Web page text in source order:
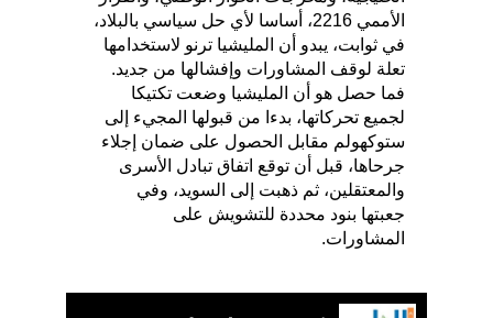
الأممي 2216، أساسا لأي حل سياسي بالبلاد،
في ثوابت، يبدو أن المليشيا ترنو لاستخدامها
تعلة لوقف المشاورات وإفشالها من جديد.
فما حصل هو أن المليشيا وضعت تكتيكا
لجميع تحركاتها، بدءا من قبولها المجيء إلى
ستوكهولم مقابل الحصول على ضمان إجلاء
جرحاها، قبل أن توقع اتفاق تبادل الأسرى
والمعتقلين، ثم ذهبت إلى السويد، وفي
جعبتها بنود محددة للتشويش على
المشاورات.